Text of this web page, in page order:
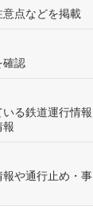
点などを掲載
確認
る鉄道運行情報
報
や通行止め・事